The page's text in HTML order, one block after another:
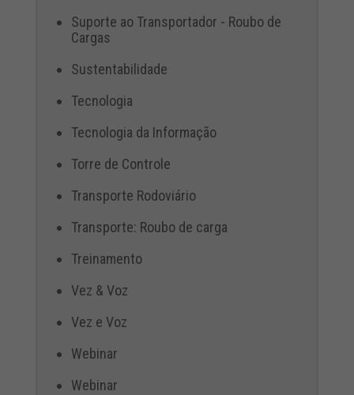
Suporte ao Transportador - Roubo de
Cargas
Sustentabilidade
Tecnologia
Tecnologia da Informação
Torre de Controle
Transporte Rodoviário
Transporte: Roubo de carga
Treinamento
Vez & Voz
Vez e Voz
Webinar
Webinar